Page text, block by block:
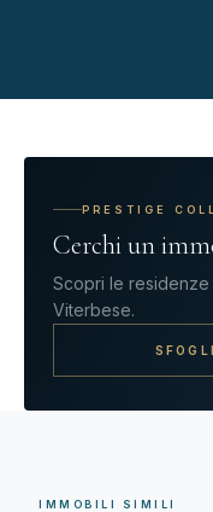
PRESTIGE
Cerchi un
Scopri le
Viterbese.
IMMOBILI SIMILI